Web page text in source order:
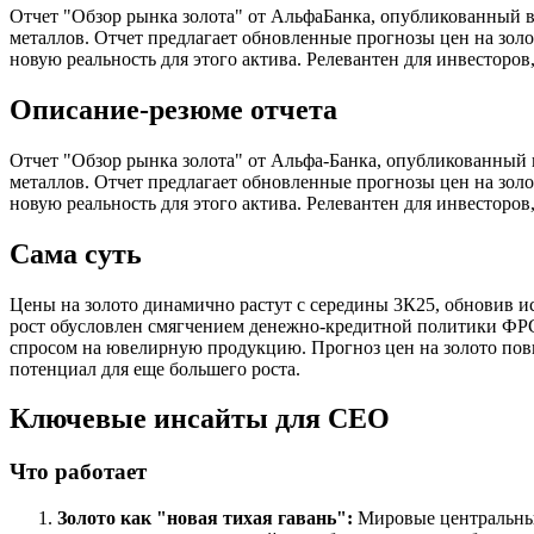
Отчет "Обзор рынка золота" от АльфаБанка, опубликованный
металлов. Отчет предлагает обновленные прогнозы цен на
новую реальность для этого актива. Релевантен для
Описание-резюме отчета
Отчет "Обзор рынка золота" от Альфа-Банка,
металлов. Отчет предлагает обновленные прогнозы цен на
новую реальность для этого актива. Релевантен для
Сама суть
Цены на золото динамично растут с середины 3К25, обновив
рост обусловлен смягчением денежно-кредитной политики
спросом на ювелирную продукцию. Прогноз цен на золото
потенциал для еще большего роста.
Ключевые инсайты для СЕО
Что работает
Золото как "новая тихая гавань": Мировые